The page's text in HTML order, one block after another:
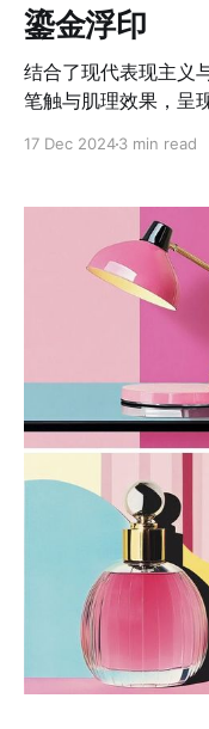
鎏金浮印
结合了现代表现主义
笔触与肌理效果，呈
色颜料以不规则的形
感和立体性，增强了
的不规则堆叠与洒落
赋予作品一种内发光
木与建筑的元素，既
表现形式，构建出具
品中，细腻的肖像与
佛自然生长的金叶将
意义与艺术表现力，
充分利用了现代媒介
泽的装饰性完美结合
画廊、私人藏品或高
17 Dec 20243 min read